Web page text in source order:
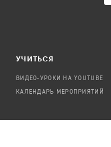
УЧИТЬСЯ
ВИДЕО-УРОКИ НА YOUTUBE
КАЛЕНДАРЬ МЕРОПРИЯТИЙ